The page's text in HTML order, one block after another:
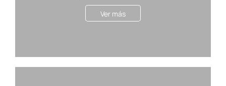
Ver más